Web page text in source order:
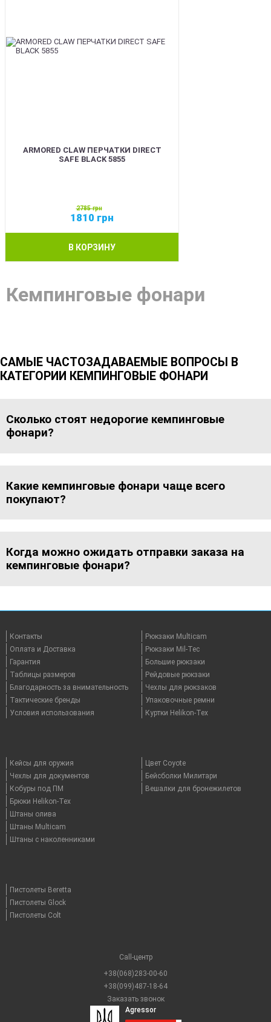
ARMORED CLAW ПЕРЧАТКИ DIRECT
SAFE BLACK 5855
2785грн
1810 грн
В КОРЗИНУ
Кемпинговые фонари
САМЫЕ ЧАСТОЗАДАВАЕМЫЕ ВОПРОСЫ В
КАТЕГОРИИ КЕМПИНГОВЫЕ ФОНАРИ
Сколько стоят недорогие кемпинговые
фонари?
Какие кемпинговые фонари чаще всего
покупают?
Когда можно ожидать отправки заказа на
кемпинговые фонари?
Контакты
Оплата и Доставка
Гарантия
Таблицы размеров
Благодарность за внимательность
Тактические бренды
Условия использования
Рюкзаки Multicam
Рюкзаки Mil-Tec
Большие рюкзаки
Рейдовые рюкзаки
Чехлы для рюкзаков
Упаковочные ремни
Куртки Helikon-Tex
Кейсы для оружия
Чехлы для документов
Кобуры под ПМ
Брюки Helikon-Tex
Штаны олива
Штаны Multicam
Штаны с наколенниками
Цвет Coyote
Бейсболки Милитари
Вешалки для бронежилетов
Пистолеты Beretta
Пистолеты Glock
Пистолеты Colt
Call-центр
+38(068)283-00-60
+38(099)487-18-64
Заказать звонок